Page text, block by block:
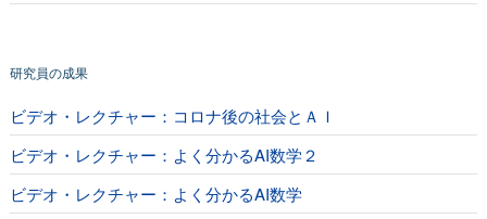
研究員の成果
ビデオ・レクチャー：コロナ後の社会とＡＩ
ビデオ・レクチャー：よく分かるAI数学２
ビデオ・レクチャー：よく分かるAI数学